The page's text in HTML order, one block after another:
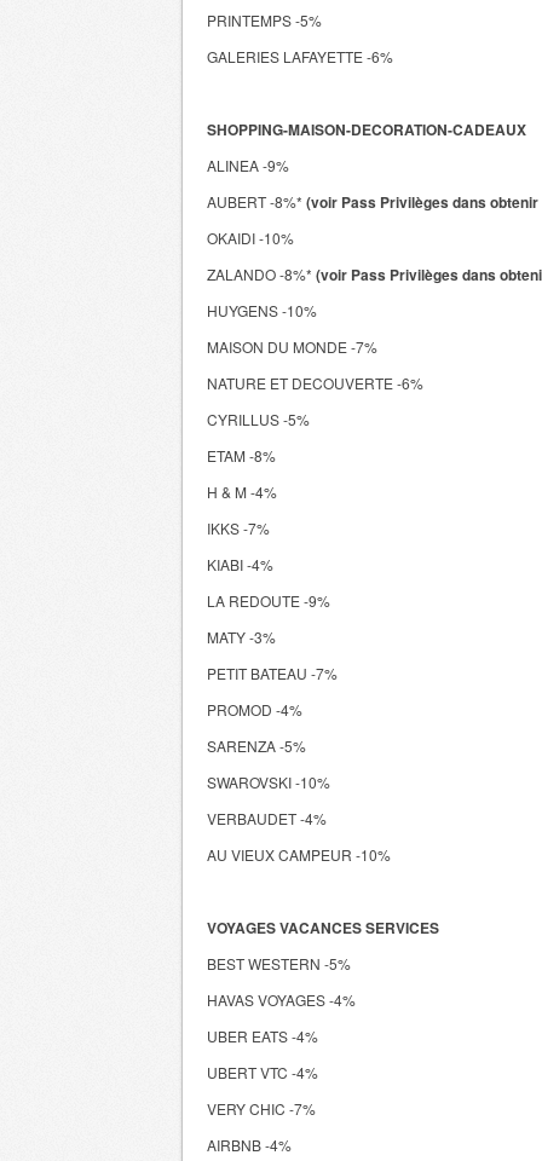
PRINTEMPS -5%
GALERIES LAFAYETTE -6%
SHOPPING-MAISON-DECORATION-CADEAUX
ALINEA -9%
AUBERT -8%* (voir Pass Privilèges dans
OKAIDI -10%
ZALANDO -8%* (voir Pass Privilèges dans
HUYGENS -10%
MAISON DU MONDE -7%
NATURE ET DECOUVERTE -6%
CYRILLUS -5%
ETAM -8%
H & M -4%
IKKS -7%
KIABI -4%
LA REDOUTE -9%
MATY -3%
PETIT BATEAU -7%
PROMOD -4%
SARENZA -5%
SWAROVSKI -10%
VERBAUDET -4%
AU VIEUX CAMPEUR -10%
VOYAGES VACANCES SERVICES
BEST WESTERN -5%
HAVAS VOYAGES -4%
UBER EATS -4%
UBERT VTC -4%
VERY CHIC -7%
AIRBNB -4%